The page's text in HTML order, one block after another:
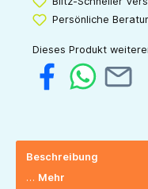
Persönliche
Dieses Produkt
Beschreibung
… Mehr